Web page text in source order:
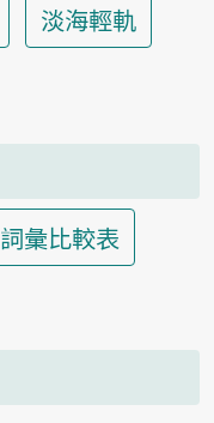
淡海輕軌
詞彙比較表